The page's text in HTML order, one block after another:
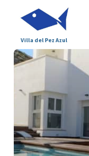
Villa del Pez Azul